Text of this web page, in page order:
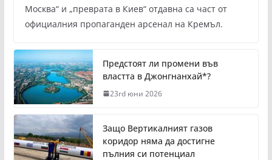
Москва“ и „преврата в Киев“ отдавна са част от
официалния пропаганден арсенал на Кремъл.
Предстоят ли промени във
властта в Джонгнанхай*?
23rd юни 2026
Защо Вертикалният газов
коридор няма да достигне
пълния си потенциал